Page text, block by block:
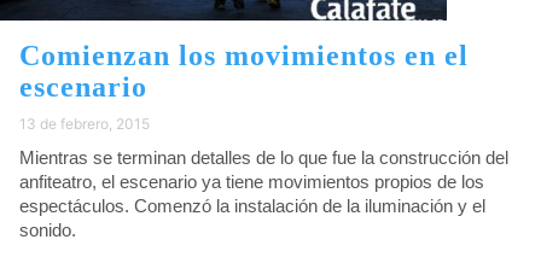
Comienzan los movimientos en el
escenario
13 de febrero, 2015
Mientras se terminan detalles de lo que fue la construcción del
anfiteatro, el escenario ya tiene movimientos propios de los
espectáculos. Comenzó la instalación de la iluminación y el
sonido.